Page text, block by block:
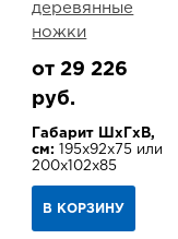
деревянные
ножки
от 29 226
руб.
Габарит ШхГхВ,
см:
195х92х75 или
200х102х85
В КОРЗИНУ